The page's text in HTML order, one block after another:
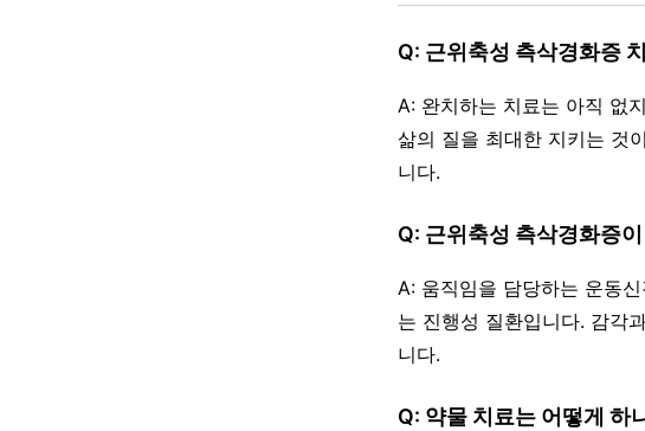
Q: 근위축성 측삭경화증
A: 완치하는 치료는 아직 없
삶의 질을 최대한 지키는 것
니다.
Q: 근위축성 측삭경화증
A: 움직임을 담당하는 운동
는 진행성 질환입니다. 감각
니다.
Q: 약물 치료는 어떻게 하